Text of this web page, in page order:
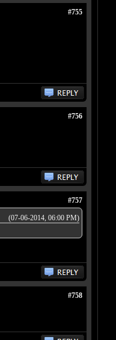
#755
#756
#757
(07-06-2014, 06:00 PM)
#758